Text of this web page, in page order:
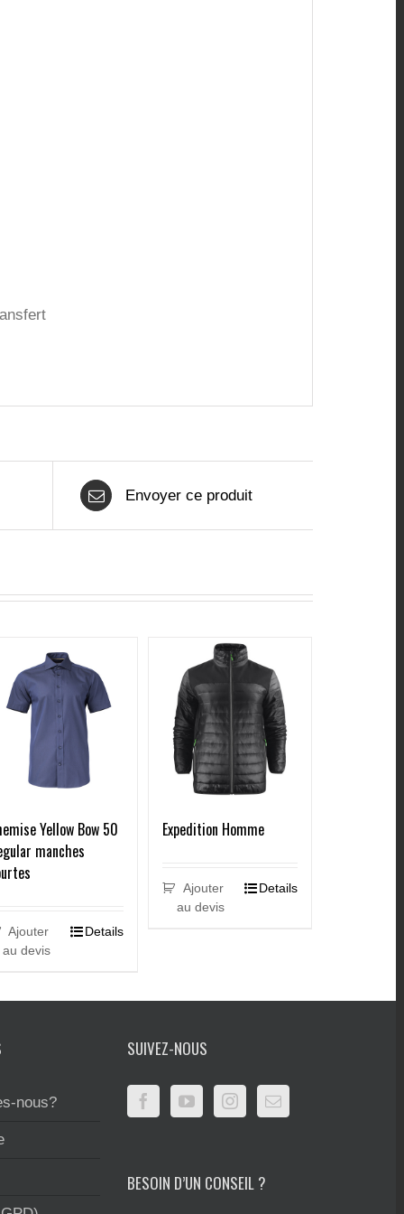
Envoyer ce produit
Yellow Bow 50
manches
Ajouter
au devis
Details
Expedition Homme
Ajouter
au devis
Details
nous?
SUIVEZ-NOUS
BESOIN D’UN CONSEIL ?